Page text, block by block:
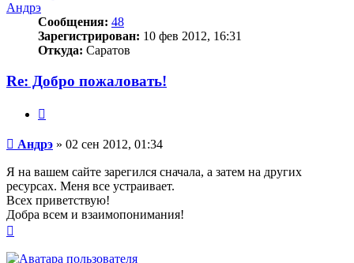
Андрэ
Сообщения: 48
Зарегистрирован: 10 фев 2012, 16:31
Откуда: Саратов
Re: Добро пожаловать!
Сообщение
Андрэ » 02 сен 2012, 01:34
Я на вашем сайте зарегился сначала, а затем на других
ресурсах. Меня все устраивает.
Всех приветствую!
Добра всем и взаимопонимания!
началу